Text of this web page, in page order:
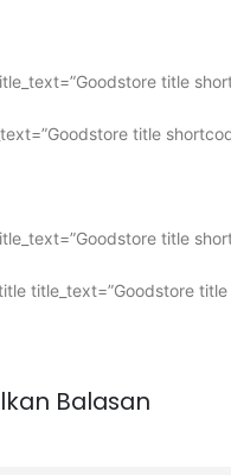
title
title
title
title_text=”Goodstore
Balasan